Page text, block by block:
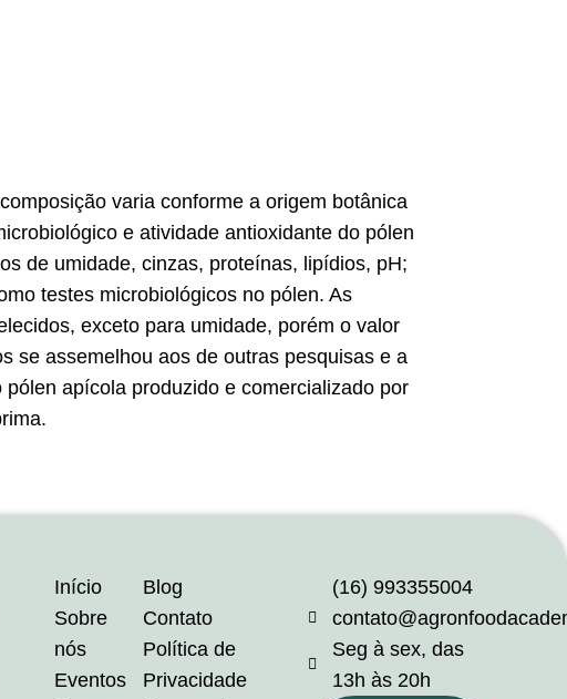
varia conforme a origem botânica
e atividade antioxidante do pólen
de umidade, cinzas, proteínas, lipídios, pH;
testes microbiológicos no pólen. As
exceto para umidade, porém o valor
se assemelhou aos de outras pesquisas e a
apícola produzido e comercializado por
Início
Sobre
nós
Eventos
Blog
Contato
Política de
Privacidade
(16) 993355004
Seg à sex, das
13h às 20h